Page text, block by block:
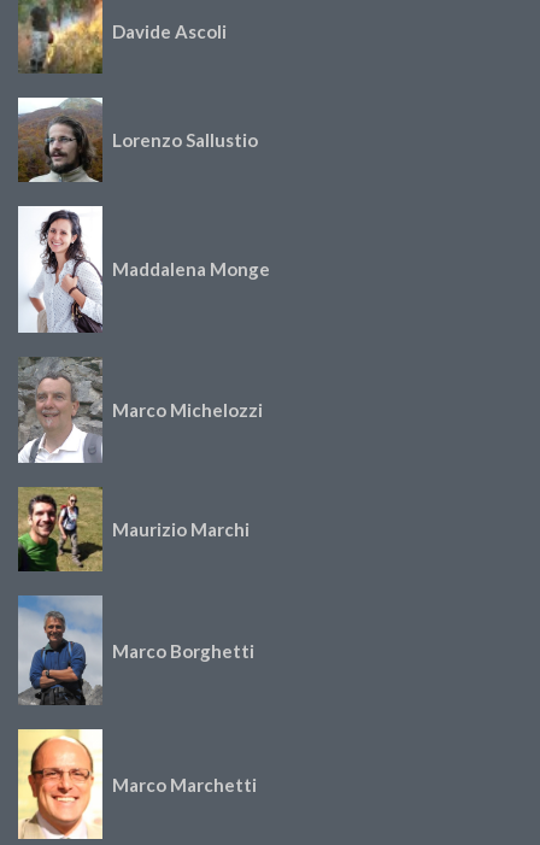
Davide Ascoli
Lorenzo Sallustio
Maddalena Monge
Marco Michelozzi
Maurizio Marchi
Marco Borghetti
Marco Marchetti